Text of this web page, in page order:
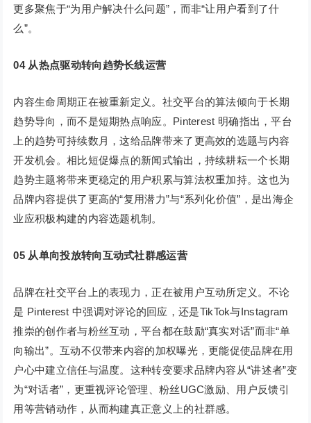
更多聚焦于“为用户解决什么问题”，而非“让用户看到了什
么”。
04 从热点驱动转向趋势长线运营
内容生命周期正在被重新定义。社交平台的算法倾向于长期
趋势导向，而不是短期热点响应。Pinterest 明确指出，平台
上的趋势可持续数月，这给品牌带来了更高效的选题与内容
开发机会。相比短促爆点的新闻式输出，持续耕耘一个长期
趋势主题将带来更稳定的用户积累与算法权重加持。这也为
品牌内容提供了更高的“复用潜力”与“系列化价值”，是出海企
业应积极构建的内容选题机制。
05 从单向投放转向互动式社群感运营
品牌在社交平台上的表现力，正在被用户互动所定义。不论
是 Pinterest 中强调对评论的回应，还是TikTok与Instagram
推崇的创作者与粉丝互动，平台都在鼓励“真实对话”而非“单
向输出”。互动不仅带来内容的加权曝光，更能促使品牌在用
户心中建立信任与温度。这种转变要求品牌内容从“讲述者”变
为“对话者”，更重视评论管理、粉丝UGC激励、用户反馈引
用等营销动作，从而构建真正意义上的社群感。